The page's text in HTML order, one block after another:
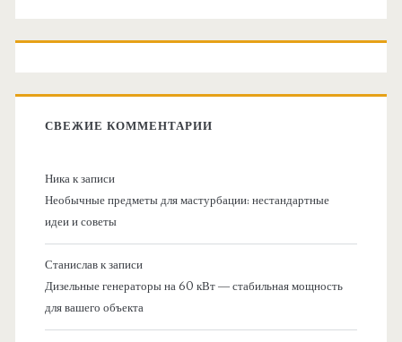
СВЕЖИЕ КОММЕНТАРИИ
Никак записи
Необычные предметы для мастурбации: нестандартные
идеи и советы
Станиславк записи
Дизельные генераторы на 60 кВт — стабильная мощность
для вашего объекта